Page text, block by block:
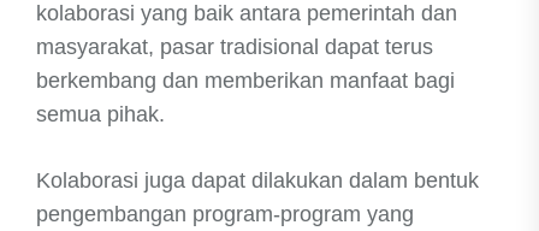
kolaborasi yang baik antara pemerintah dan
masyarakat, pasar tradisional dapat terus
berkembang dan memberikan manfaat bagi
semua pihak.
Kolaborasi juga dapat dilakukan dalam bentuk
pengembangan program-program yang